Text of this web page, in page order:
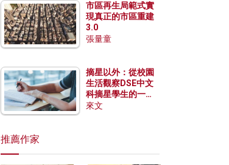
市區再生局範式實
現真正的市區重建
3.0
張量童
摘星以外：從校園
生活觀察DSE中文
科摘星學生的一點
特質
來文
推薦作家